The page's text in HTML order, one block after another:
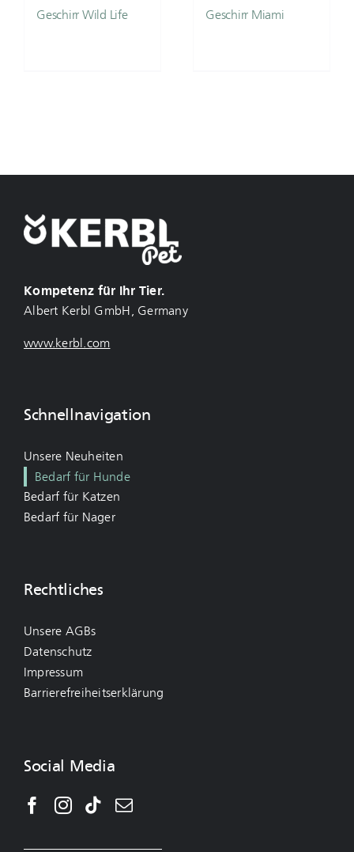
Geschirr Wild Life Geschirr Miami
Kompetenz für Ihr Tier.
Albert Kerbl GmbH, Germany
www.kerbl.com
Schnellnavigation
Unsere Neuheiten
Bedarf für Hunde
Bedarf für Katzen
Bedarf für Nager
Rechtliches
Unsere AGBs
Datenschutz
Impressum
Barrierefreiheitserklärung
Social Media